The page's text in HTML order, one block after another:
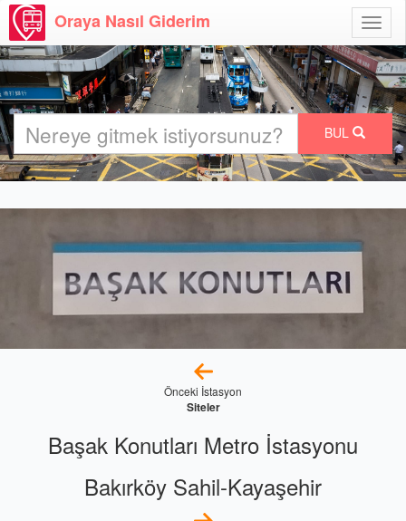
Aç
Oraya Nasıl Giderim
BUL
Önceki İstasyon
Siteler
Başak Konutları Metro İstasyonu
Bakırköy Sahil-Kayaşehir